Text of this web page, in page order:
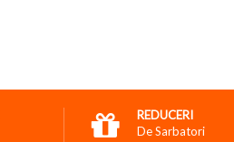
REDUCERI
De Sarbatori